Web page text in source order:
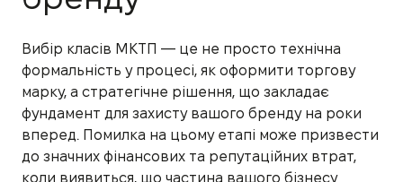
Вибір класів МКТП — це не просто технічна
формальність у процесі, як оформити торгову
марку, а стратегічне рішення, що закладає
фундамент для захисту вашого бренду на роки
вперед. Помилка на цьому етапі може призвести
до значних фінансових та репутаційних втрат,
коли виявиться, що частина вашого бізнесу